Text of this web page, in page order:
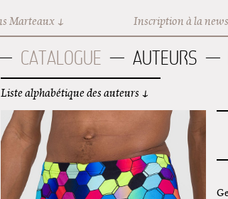
Marteaux Inscription à la
CATALOGUE AUTEURS
Liste alphabétique des auteurs